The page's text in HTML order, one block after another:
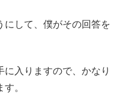
にして、僕がその回答を
入りますので、かなり
。